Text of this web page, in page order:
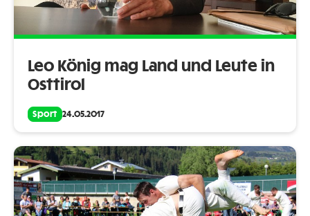
Leo König mag Land und Leute in
Osttirol
Sport 24.05.2017